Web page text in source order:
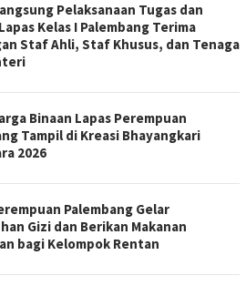
Pelaksanaan Tugas dan
Kelas I Palembang Terima
Staf Ahli, Staf Khusus, dan Tenaga
Binaan Lapas Perempuan
Tampil di Kreasi Bhayangkari
2026
Palembang Gelar
Gizi dan Berikan Makanan
bagi Kelompok Rentan